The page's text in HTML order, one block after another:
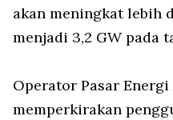
akan meningkat lebih
menjadi 3,2 GW pada
Operator Pasar
memperkirakan